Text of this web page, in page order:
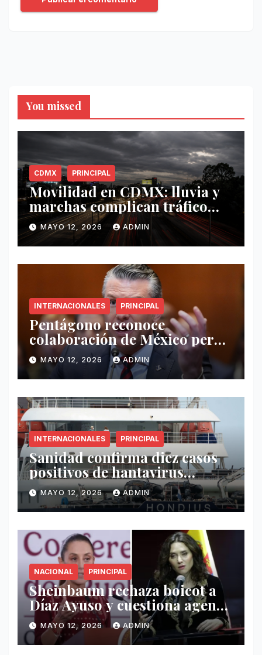
You missed
CDMX PRINCIPAL
Movilidad en CDMX: lluvia y
marchas complican tráfico
este 12 de mayo
MAYO 12, 2026 ADMIN
INTERNACIONALES PRINCIPAL
Pentágono reconoce
colaboración de México pero
exige mayor operatividad
antidrogas
MAYO 12, 2026 ADMIN
INTERNACIONALES PRINCIPAL
Sanidad confirma diez casos
positivos de hantavirus
vinculados al crucero MV
Hondius
MAYO 12, 2026 ADMIN
NACIONAL PRINCIPAL
Sheinbaum rechaza boicot a
Díaz Ayuso y cuestiona agenda
de funcionaria española
MAYO 12, 2026 ADMIN